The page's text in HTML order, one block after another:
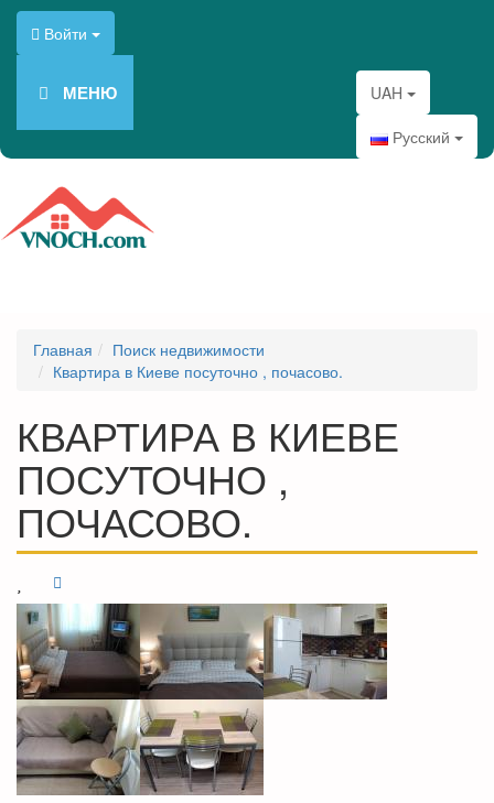
Войти
МЕНЮ
UAH
Русский
Главная
Поиск недвижимости
Квартира в Киеве посуточно , почасово.
КВАРТИРА В КИЕВЕ
ПОСУТОЧНО ,
ПОЧАСОВО.